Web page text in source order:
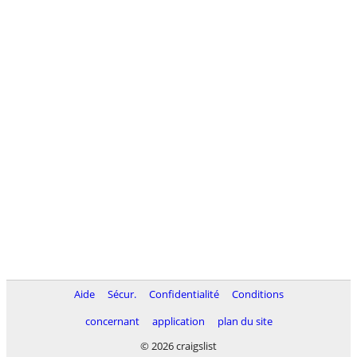
Aide Sécur. Confidentialité
Conditions
concernant
application
plan du site
© 2026 craigslist